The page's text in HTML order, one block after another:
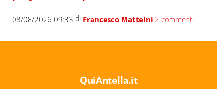
08/08/2026 09:33 di Francesco Matteini 2 commenti
QuiAntella.it